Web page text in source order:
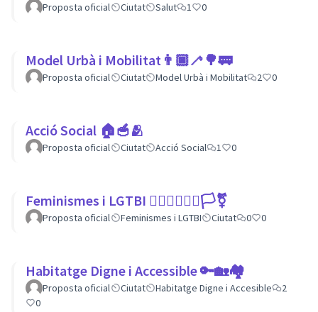
Proposta oficial Ciutat Salut 1 0
Model Urbà i Mobilitat👨🏿‍🦯🌳🚃
Proposta oficial Ciutat Model Urbà i Mobilitat 2 0
Acció Social 🏠🥣🫂
Proposta oficial Ciutat Acció Social 1 0
Feminismes i LGTBI 💁🏽‍♀👩‍❤️‍👩🏳️‍⚧️
Proposta oficial Feminismes i LGTBI Ciutat 0 0
Habitatge Digne i Accessible 🔑🏡🏘
Proposta oficial Ciutat Habitatge Digne i Accesible
2
0